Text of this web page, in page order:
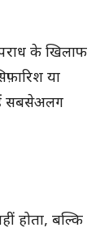
के खिलाफ
या
सबसेअलग
होता, बल्कि